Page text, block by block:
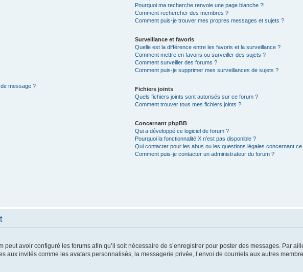
message ?
Pourquoi ma recherche renvoie une page blanche ?!
Comment rechercher des membres ?
Comment puis-je trouver mes propres messages et sujets ?
Surveillance et favoris
Quelle est la différence entre les favoris et la surveillance ?
Comment mettre en favoris ou surveiller des sujets ?
Comment surveiller des forums ?
Comment puis-je supprimer mes surveillances de sujets ?
Fichiers joints
Quels fichiers joints sont autorisés sur ce forum ?
Comment trouver tous mes fichiers joints ?
Concernant phpBB
Qui a développé ce logiciel de forum ?
Pourquoi la fonctionnalité X n’est pas disponible ?
Qui contacter pour les abus ou les questions légales concernant
Comment puis-je contacter un administrateur du forum ?
peut avoir configuré les forums afin qu’il soit nécessaire de s’enregistrer pour poster des messages. Par
aux invités comme les avatars personnalisés, la messagerie privée, l’envoi de courriels aux autres